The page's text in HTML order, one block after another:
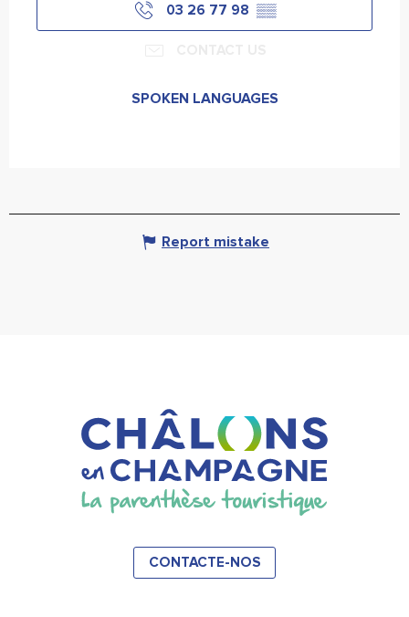
03 26 77 98 ▒▒
SPOKEN LANGUAGESSPOKEN LANGUAGES
Report mistake
CONTACTE-NOS